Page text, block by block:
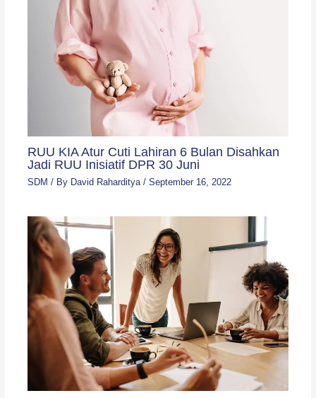
RUU KIA Atur Cuti Lahiran 6 Bulan Disahkan
Jadi RUU Inisiatif DPR 30 Juni
SDM / By David Raharditya / September 16, 2022